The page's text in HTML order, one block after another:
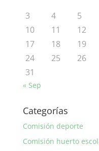
3
4 5
10
11 12
17
18 19
24
25 26
31
« Sep
Categorías
Comisión deporte
Comisión huerto